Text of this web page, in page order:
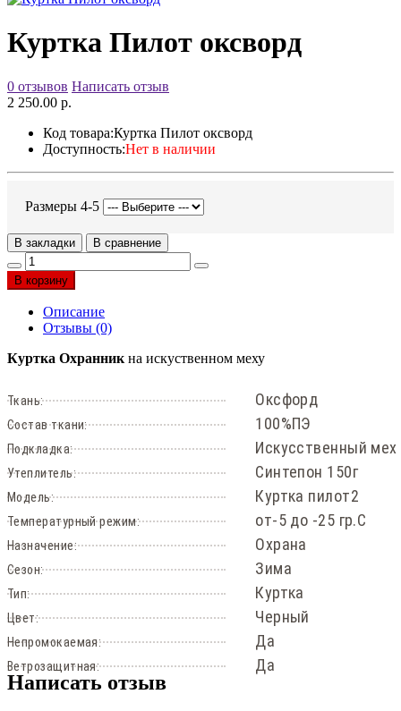
Куртка Пилот оксворд
0 отзывов Написать отзыв
2 250.00 р.
Код товара:Куртка Пилот оксворд
Доступность:Нет в наличии
Размеры 4-5
В закладки В сравнение
В корзину
Описание
Отзывы (0)
Куртка Охранник на искуственном меху
Ткань: Оксфорд
Состав ткани: 100%ПЭ
Подкладка: Искусственный мех
Утеплитель: Синтепон 150г
Модель: Куртка пилот2
Температурный режим: от-5 до -25 гр.С
Назначение: Охрана
Сезон: Зима
Тип: Куртка
Цвет: Черный
Непромокаемая: Да
Ветрозащитная: Да
Написать отзыв